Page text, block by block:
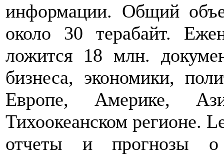
информации. Общий
около 30 терабайт.
ложится 18 млн.
бизнеса, экономики,
Европе, Америке,
Тихоокеанском регионе.
отчеты и прогнозы